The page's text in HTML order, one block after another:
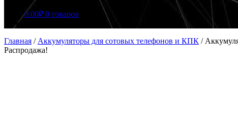
0.00₽ 0 товаров
Главная / Аккумуляторы для сотовых телефонов и КПК /
Распродажа!